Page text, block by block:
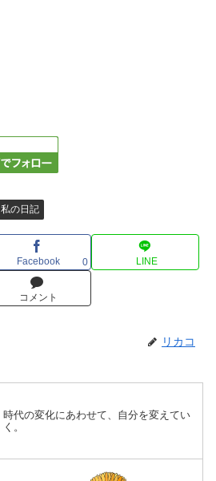
私の日記
Facebook 0 LINE
コメント
リカコ
時代の変化にあわせて、自分を変えてい
く。